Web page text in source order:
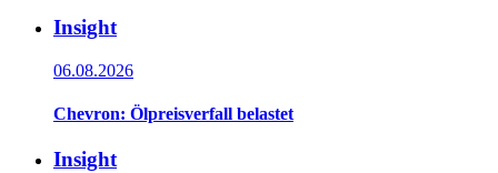
Insight
06.08.2026
Chevron: Ölpreisverfall belastet
Insight